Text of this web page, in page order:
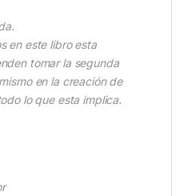
en este libro esta
tomar la segunda
en la creación de
lo que esta implica.